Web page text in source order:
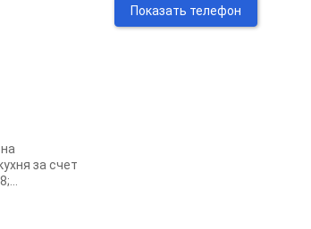
за счет
Показать телефон